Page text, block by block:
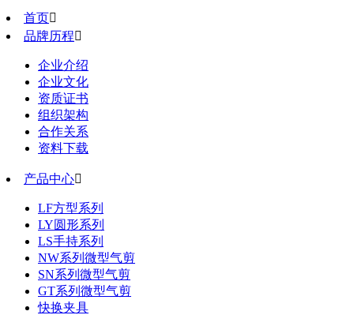
首页
品牌历程
企业介绍
企业文化
资质证书
组织架构
合作关系
资料下载
产品中心
LF方型系列
LY圆形系列
LS手持系列
NW系列微型气剪
SN系列微型气剪
GT系列微型气剪
快换夹具